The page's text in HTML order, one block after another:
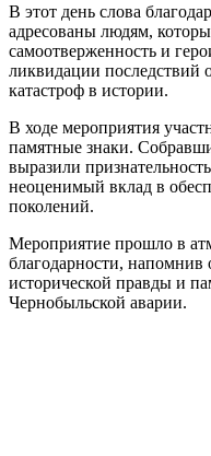
В этот день слова
адресованы людям,
самоотверженность и
ликвидации последствий
катастроф в истории.
В ходе мероприятия
памятные знаки.
выразили
неоценимый вклад в
поколений.
Мероприятие прошло в
благодарности, напомнив
исторической правды и
Чернобыльской аварии.